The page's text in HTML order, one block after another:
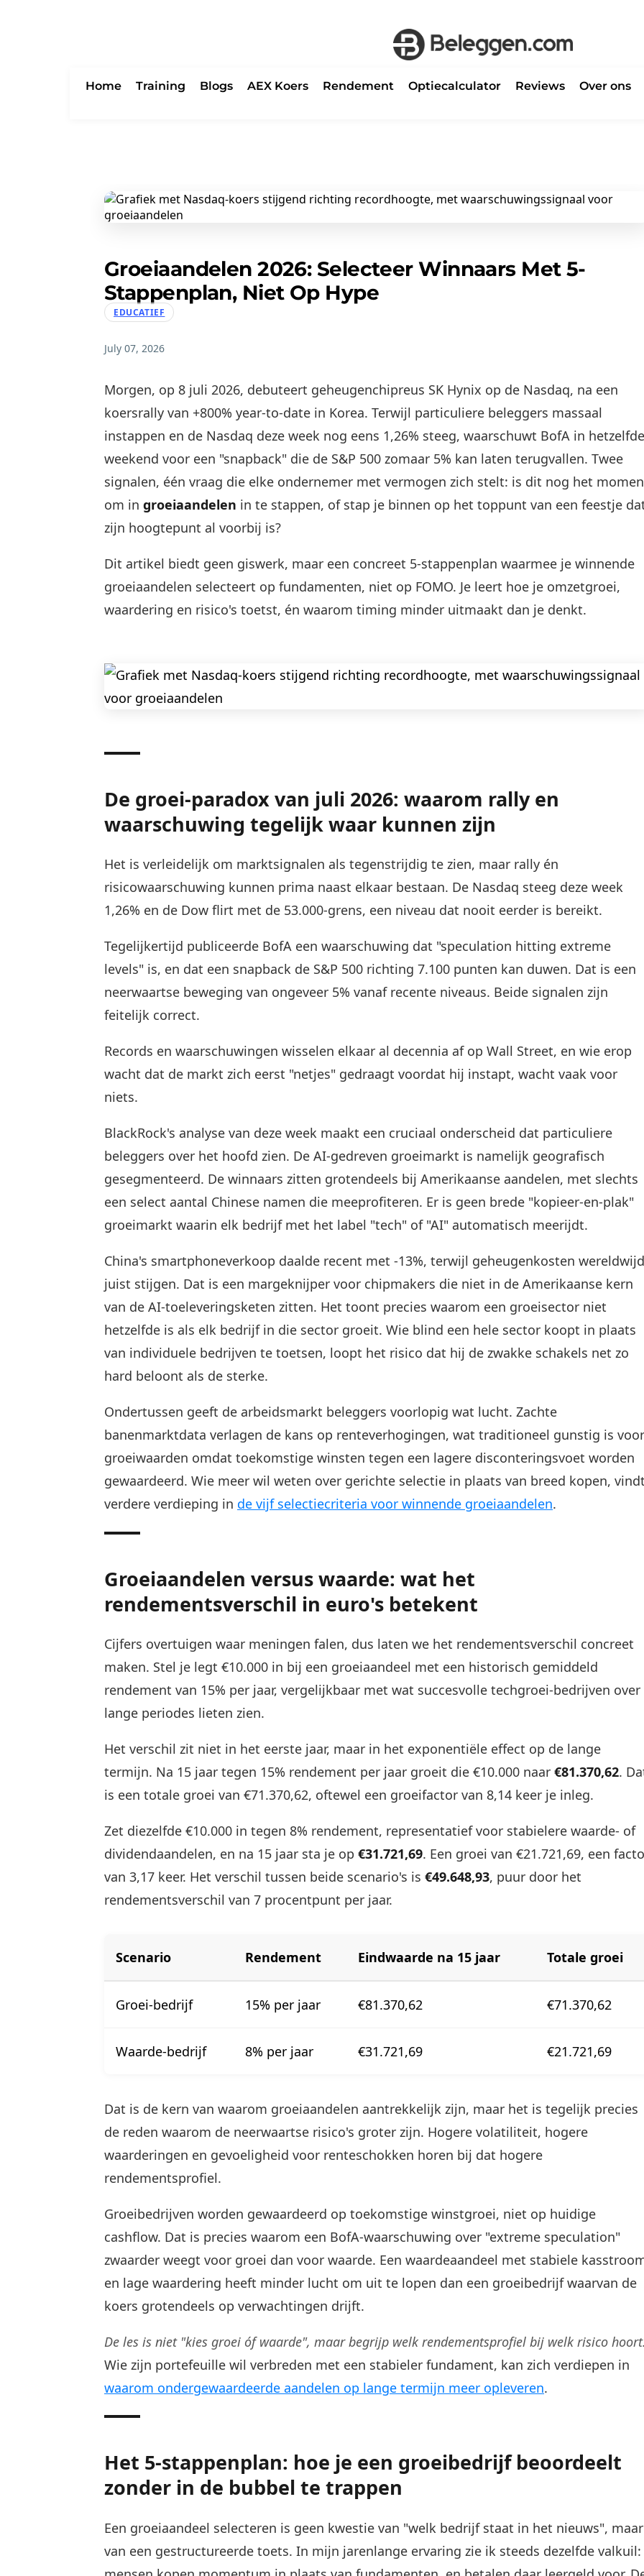
Home Training Blogs AEX Koers Rendement Optiecalculator Reviews Over ons
Groeiaandelen 2026: Selecteer Winnaars Met 5-
Stappenplan, Niet Op Hype
EDUCATIEF
July 07, 2026
Morgen, op 8 juli 2026, debuteert geheugenchipreus SK Hynix op de Nasdaq, na een
koersrally van +800% year-to-date in Korea. Terwijl particuliere beleggers massaal
instappen en de Nasdaq deze week nog eens 1,26% steeg, waarschuwt BofA in hetzelfde
weekend voor een "snapback" die de S&P 500 zomaar 5% kan laten terugvallen. Twee
signalen, één vraag die elke ondernemer met vermogen zich stelt: is dit nog het
om in groeiaandelen in te stappen, of stap je binnen op het toppunt van een feestje
zijn hoogtepunt al voorbij is?
Dit artikel biedt geen giswerk, maar een concreet 5-stappenplan waarmee je winnende
groeiaandelen selecteert op fundamenten, niet op FOMO. Je leert hoe je omzetgroei,
waardering en risico's toetst, én waarom timing minder uitmaakt dan je denkt.
De groei-paradox van juli 2026: waarom rally en
waarschuwing tegelijk waar kunnen zijn
Het is verleidelijk om marktsignalen als tegenstrijdig te zien, maar rally én
risicowaarschuwing kunnen prima naast elkaar bestaan. De Nasdaq steeg deze week
1,26% en de Dow flirt met de 53.000-grens, een niveau dat nooit eerder is bereikt.
Tegelijkertijd publiceerde BofA een waarschuwing dat "speculation hitting extreme
levels" is, en dat een snapback de S&P 500 richting 7.100 punten kan duwen. Dat is een
neerwaartse beweging van ongeveer 5% vanaf recente niveaus. Beide signalen zijn
feitelijk correct.
Records en waarschuwingen wisselen elkaar al decennia af op Wall Street, en wie erop
wacht dat de markt zich eerst "netjes" gedraagt voordat hij instapt, wacht vaak voor
niets.
BlackRock's analyse van deze week maakt een cruciaal onderscheid dat particuliere
beleggers over het hoofd zien. De AI-gedreven groeimarkt is namelijk geografisch
gesegmenteerd. De winnaars zitten grotendeels bij Amerikaanse aandelen, met slechts
een select aantal Chinese namen die meeprofiteren. Er is geen brede "kopieer-en-plak"
groeimarkt waarin elk bedrijf met het label "tech" of "AI" automatisch meerijdt.
China's smartphoneverkoop daalde recent met -13%, terwijl geheugenkosten wereldwijd
juist stijgen. Dat is een margeknijper voor chipmakers die niet in de Amerikaanse kern
van de AI-toeleveringsketen zitten. Het toont precies waarom een groeisector niet
hetzelfde is als elk bedrijf in die sector groeit. Wie blind een hele sector koopt in plaats
van individuele bedrijven te toetsen, loopt het risico dat hij de zwakke schakels net zo
hard beloont als de sterke.
Ondertussen geeft de arbeidsmarkt beleggers voorlopig wat lucht. Zachte
banenmarktdata verlagen de kans op renteverhogingen, wat traditioneel gunstig is voor
groeiwaarden omdat toekomstige winsten tegen een lagere disconteringsvoet worden
gewaardeerd. Wie meer wil weten over gerichte selectie in plaats van breed kopen,
verdere verdieping in de vijf selectiecriteria voor winnende groeiaandelen.
Groeiaandelen versus waarde: wat het
rendementsverschil in euro's betekent
Cijfers overtuigen waar meningen falen, dus laten we het rendementsverschil concreet
maken. Stel je legt €10.000 in bij een groeiaandeel met een historisch gemiddeld
rendement van 15% per jaar, vergelijkbaar met wat succesvolle techgroei-bedrijven over
lange periodes lieten zien.
Het verschil zit niet in het eerste jaar, maar in het exponentiële effect op de lange
termijn. Na 15 jaar tegen 15% rendement per jaar groeit die €10.000 naar €81.370,62.
is een totale groei van €71.370,62, oftewel een groeifactor van 8,14 keer je inleg.
Zet diezelfde €10.000 in tegen 8% rendement, representatief voor stabielere waarde- of
dividendaandelen, en na 15 jaar sta je op €31.721,69. Een groei van €21.721,69, een
van 3,17 keer. Het verschil tussen beide scenario's is €49.648,93, puur door het
rendementsverschil van 7 procentpunt per jaar.
Scenario Rendement Eindwaarde na 15 jaar Totale groei
Groei-bedrijf 15% per jaar €81.370,62 €71.370,62
Waarde-bedrijf 8% per jaar €31.721,69 €21.721,69
Dat is de kern van waarom groeiaandelen aantrekkelijk zijn, maar het is tegelijk precies
de reden waarom de neerwaartse risico's groter zijn. Hogere volatiliteit, hogere
waarderingen en gevoeligheid voor renteschokken horen bij dat hogere
rendementsprofiel.
Groeibedrijven worden gewaardeerd op toekomstige winstgroei, niet op huidige
cashflow. Dat is precies waarom een BofA-waarschuwing over "extreme speculation"
zwaarder weegt voor groei dan voor waarde. Een waardeaandeel met stabiele
en lage waardering heeft minder lucht om uit te lopen dan een groeibedrijf waarvan de
koers grotendeels op verwachtingen drijft.
De les is niet "kies groei óf waarde", maar begrijp welk rendementsprofiel bij welk risico
Wie zijn portefeuille wil verbreden met een stabieler fundament, kan zich verdiepen in
waarom ondergewaardeerde aandelen op lange termijn meer opleveren.
Het 5-stappenplan: hoe je een groeibedrijf beoordeelt
zonder in de bubbel te trappen
Een groeiaandeel selecteren is geen kwestie van "welk bedrijf staat in het nieuws", maar
van een gestructureerde toets. In mijn jarenlange ervaring zie ik steeds dezelfde valkuil: